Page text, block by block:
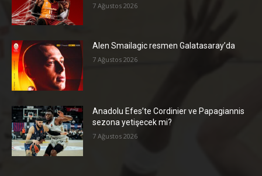
7 Ağustos 2026
Alen Smailagic resmen Galatasaray’da
7 Ağustos 2026
Anadolu Efes’te Cordinier ve Papagiannis
sezona yetişecek mi?
7 Ağustos 2026